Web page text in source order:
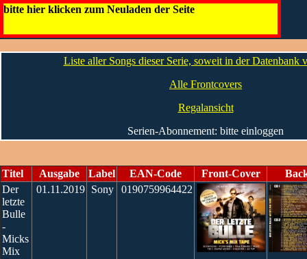
bitte hier klicken zum Neuladen der Seite
Der letzte Bulle
Liste aller Songs dieser Serie, soweit in der Datenbank
Alle Frontcovers
Regalansicht
Serien-Abonnement: bitte einloggen
Titel Ausgabe Label EAN-Code Front-Cover
Der
letzte
Bulle
-
Micks
Mix
01.11.2019 Sony 0190759964422